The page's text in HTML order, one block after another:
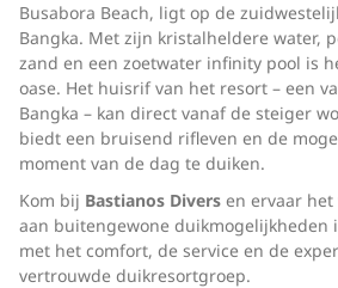
Busabora Beach, ligt op de
Bangka. Met zijn kristalheldere water,
zand en een zoetwater infinity pool is
oase. Het huisrif van het resort – een
Bangka – kan direct vanaf de steiger
biedt een bruisend rifleven en de
moment van de dag te duiken.
Kom bij Bastianos Divers en ervaar
aan buitengewone duikmogelijkheden
met het comfort, de service en de
vertrouwde duikresortgroep.